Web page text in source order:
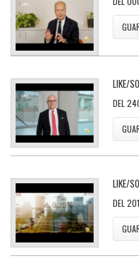
LIKE/
DEL
LIKE/
DEL